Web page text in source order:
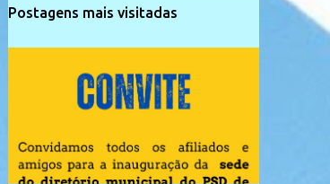
Postagens mais visitadas